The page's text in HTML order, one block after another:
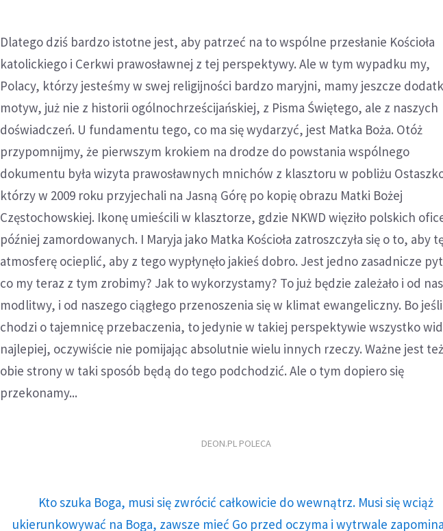
Dlatego dziś bardzo istotne jest, aby patrzeć na to wspólne przesłanie Kościoła
katolickiego i Cerkwi prawosławnej z tej perspektywy. Ale w tym wypadku my,
Polacy, którzy jesteśmy w swej religijności bardzo maryjni, mamy jeszcze
motyw, już nie z historii ogólnochrześcijańskiej, z Pisma Świętego, ale z naszych
doświadczeń. U fundamentu tego, co ma się wydarzyć, jest Matka Boża. Otóż
przypomnijmy, że pierwszym krokiem na drodze do powstania wspólnego
dokumentu była wizyta prawosławnych mnichów z klasztoru w pobliżu
którzy w 2009 roku przyjechali na Jasną Górę po kopię obrazu Matki Bożej
Częstochowskiej. Ikonę umieścili w klasztorze, gdzie NKWD więziło polskich
później zamordowanych. I Maryja jako Matka Kościoła zatroszczyła się o to, aby
atmosferę ocieplić, aby z tego wypłynęło jakieś dobro. Jest jedno zasadnicze
co my teraz z tym zrobimy? Jak to wykorzystamy? To już będzie zależało i od
modlitwy, i od naszego ciągłego przenoszenia się w klimat ewangeliczny. Bo jeśli
chodzi o tajemnicę przebaczenia, to jedynie w takiej perspektywie wszystko
najlepiej, oczywiście nie pomijając absolutnie wielu innych rzeczy. Ważne jest
obie strony w taki sposób będą do tego podchodzić. Ale o tym dopiero się
przekonamy...
DEON.PL POLECA
Kto szuka Boga, musi się zwrócić całkowicie do wewnątrz. Musi się wciąż
ukierunkowywać na Boga, zawsze mieć Go przed oczyma i wytrwale